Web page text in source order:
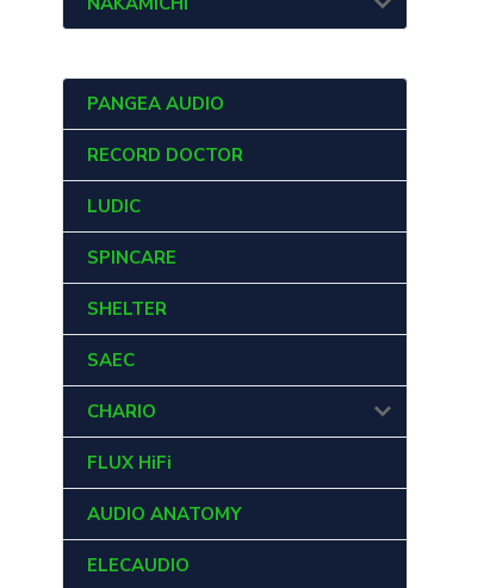
PANGEA AUDIO
RECORD DOCTOR
LUDIC
SPINCARE
SHELTER
SAEC
CHARIO
FLUX HiFi
AUDIO ANATOMY
ELECAUDIO